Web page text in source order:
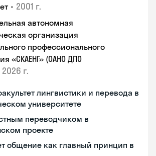
• 2001 г.
автономная
организация
профессионального
«СКАЕНГ» (ОАНО ДПО
2026 г.
лингвистики и перевода в
университете
переводчиком в
проекте
общение как главный принцип в